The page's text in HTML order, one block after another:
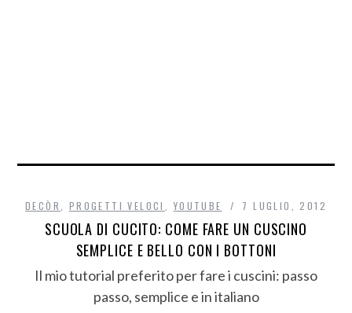
DECÒR PROGETTI VELOCI YOUTUBE 7 LUGLIO, 2012
SCUOLA DI CUCITO: COME FARE UN CUSCINO
SEMPLICE E BELLO CON I BOTTONI
Il mio tutorial preferito per fare i cuscini: passo
passo, semplice e in italiano